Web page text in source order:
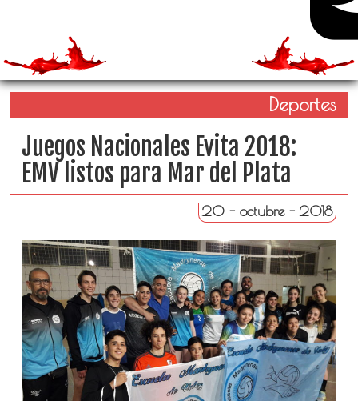
Deportes
Juegos Nacionales Evita 2018:
EMV listos para Mar del Plata
20 - octubre - 2018